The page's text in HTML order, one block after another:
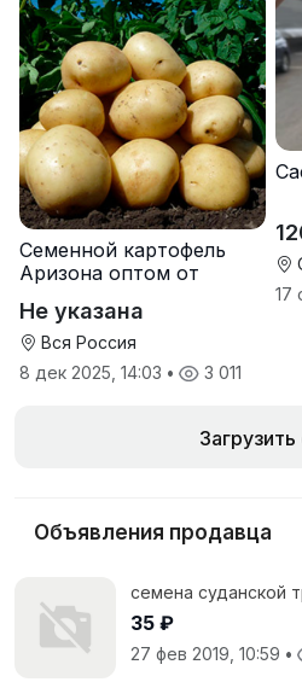
Семенной картофель
Аризона оптом от
Не указана
Вся Россия
8 дек 2025, 14:03 • 3 011
17
Объявления продавца
семена суданской
35 ₽
27 фев 2019, 10:59 •